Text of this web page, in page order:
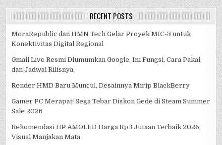
RECENT POSTS
MoraRepublic dan HMN Tech Gelar Proyek MIC-3 untuk
Konektivitas Digital Regional
Gmail Live Resmi Diumumkan Google, Ini Fungsi, Cara Pakai,
dan Jadwal Rilisnya
Render HMD Baru Muncul, Desainnya Mirip BlackBerry
Gamer PC Merapat! Sega Tebar Diskon Gede di Steam Summer
Sale 2026
Rekomendasi HP AMOLED Harga Rp3 Jutaan Terbaik 2026,
Visual Manjakan Mata